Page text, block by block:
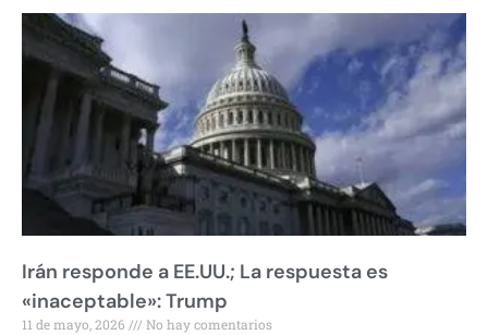
Irán responde a EE.UU.; La respuesta es
«inaceptable»: Trump
11 de mayo, 2026 No hay comentarios